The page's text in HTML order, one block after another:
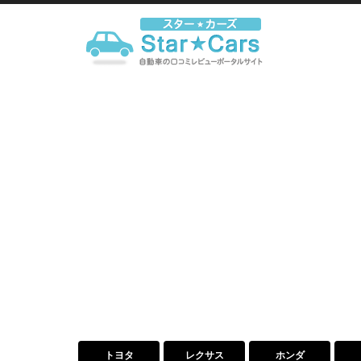
トヨタ レクサス ホンダ